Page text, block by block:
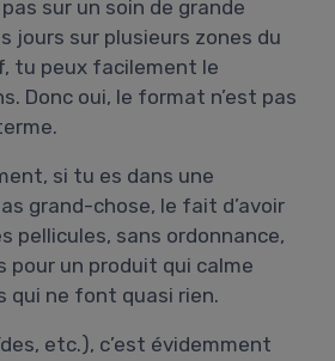
pas sur un soin de grande
jours sur plusieurs zones du
tu peux facilement le
Donc oui, le format n’est pas
si tu es dans une
grand-chose, le fait d’avoir
pellicules, sans ordonnance,
pour un produit qui calme
qui ne font quasi rien.
etc.), c’est évidemment